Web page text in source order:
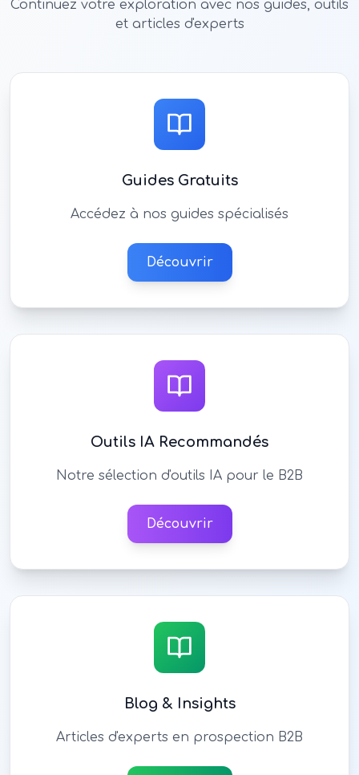
Continuez votre exploration avec nos guides, outils
et articles d'experts
Guides Gratuits
Accédez à nos guides spécialisés
Découvrir
Outils IA Recommandés
Notre sélection d'outils IA pour le B2B
Découvrir
Blog & Insights
Articles d'experts en prospection B2B